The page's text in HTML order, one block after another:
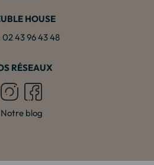
HOUSE
02 43 96 43 48
RÉSEAUX
Notre blog